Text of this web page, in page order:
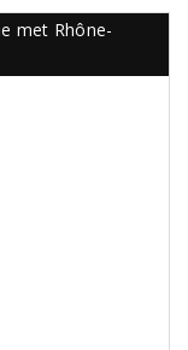
met Rhône-